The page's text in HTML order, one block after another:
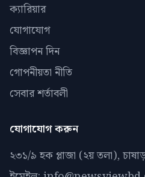
ক্যারিয়ার
যোগাযোগ
বিজ্ঞাপন দিন
গোপনীয়তা নীতি
সেবার শর্তাবলী
যোগাযোগ করুন
২৩১/৯ হক প্লাজা (২য় তলা),